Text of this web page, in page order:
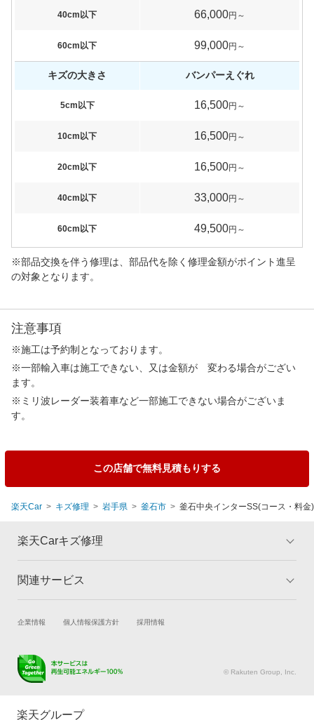
40cm以下 66,000円～
60cm以下 99,000円～
キズの大きさ バンパーえぐれ
5cm以下 16,500円～
10cm以下 16,500円～
20cm以下 16,500円～
40cm以下 33,000円～
60cm以下 49,500円～
※部品交換を伴う修理は、部品代を除く修理金額がポイント進呈
の対象となります。
注意事項
※施工は予約制となっております。
※一部輸入車は施工できない、又は金額が 変わる場合がござい
ます。
※ミリ波レーダー装着車など一部施工できない場合がございま
す。
この店舗で無料見積もりする
楽天Car キズ修理 岩手県 釜石市 釜石中央インターSS(コース・料金)
楽天Carキズ修理
トップ
板金とは キャンペーン一覧
関連サービス
試乗・商談 新車購入
キズ修理予約
メンテナンス管理
タイヤ交換サービス
企業情報 個人情報保護方針 採用情報
© Rakuten Group, Inc.
楽天グループ